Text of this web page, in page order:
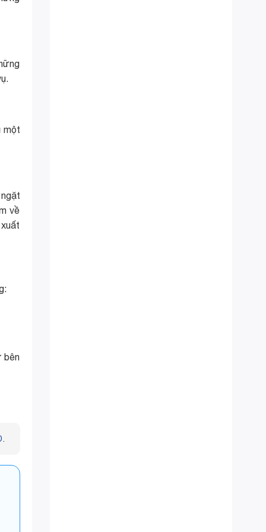
một
về
bên
.